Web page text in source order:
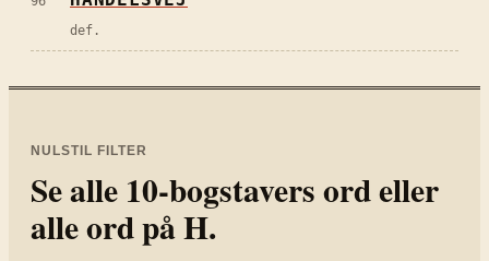
def.
NULSTIL FILTER
Se alle 10-bogstavers ord eller
alle ord påH.